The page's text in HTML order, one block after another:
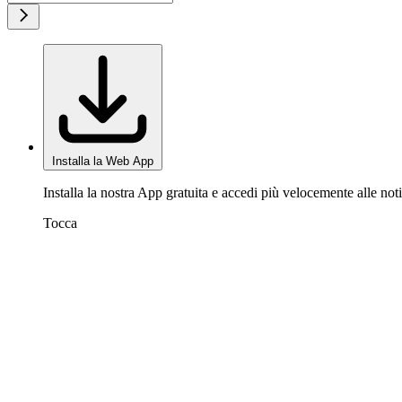
Installa la Web App
Installa la nostra App gratuita e accedi più velocemente alle
Tocca